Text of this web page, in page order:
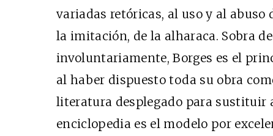
variadas retóricas, al uso y al abuso
la imitación, de la alharaca. Sobra
involuntariamente, Borges es el
al haber dispuesto toda su obra
literatura desplegado para sustituir
enciclopedia es el modelo por
EDICIÓN MÉXICO
SUSCRÍBETE